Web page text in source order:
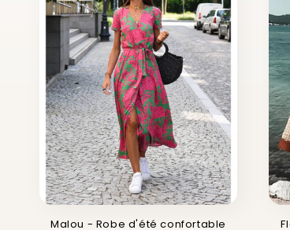
Malou - Robe d'été confortable